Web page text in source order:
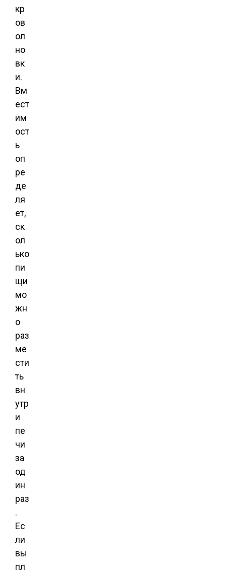
кр
ов
ол
но
вк
и.
Вм
ест
им
ост
ь
оп
ре
де
ля
ет,
ск
ол
ько
пи
щи
мо
жн
о
раз
ме
сти
ть
вн
утр
и
пе
чи
за
од
ин
раз
.
Ес
ли
вы
пл